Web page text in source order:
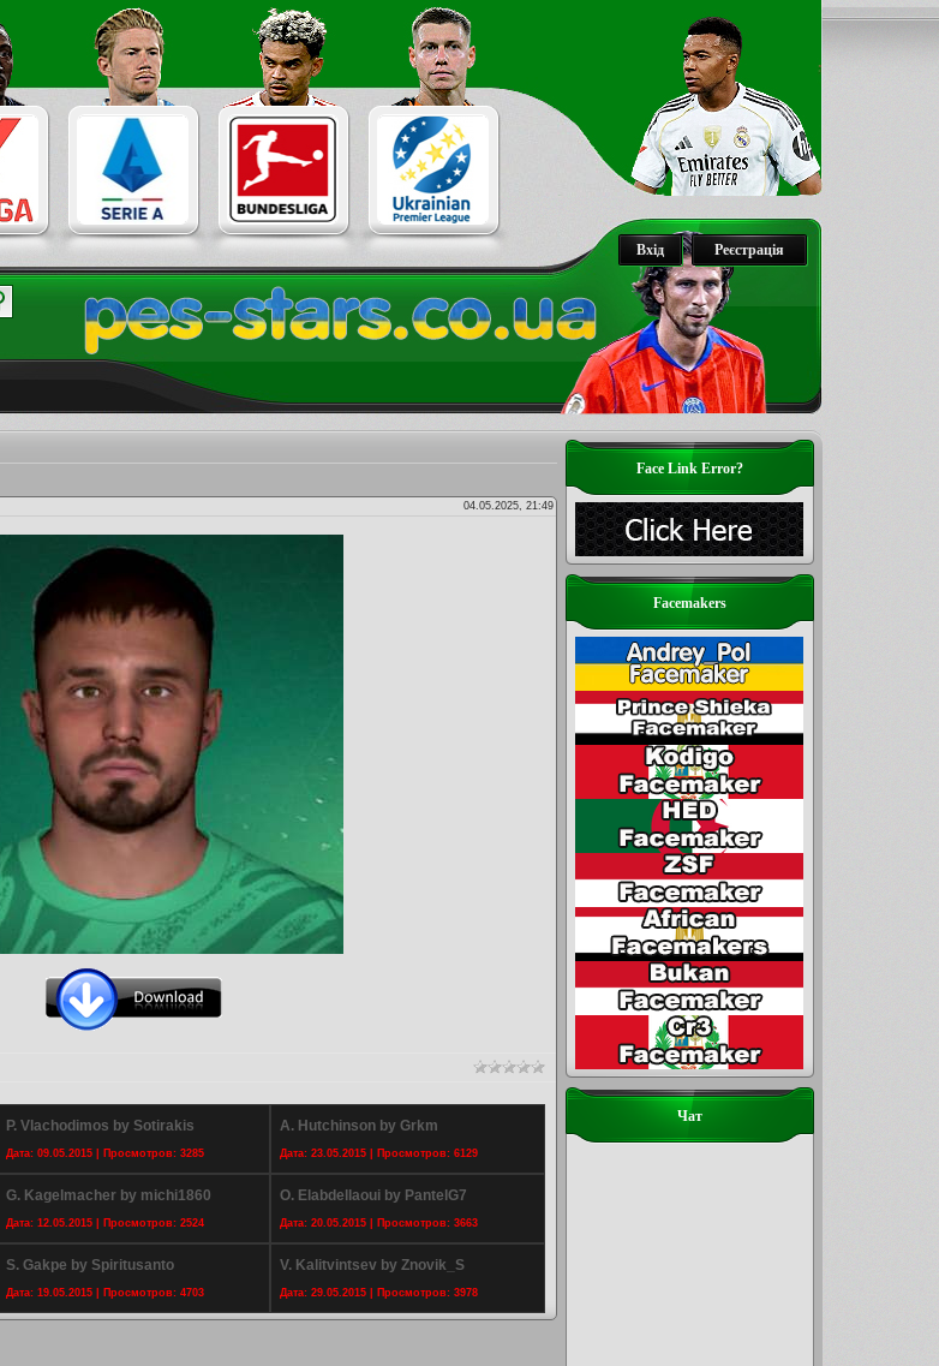
Реєстрація
Вхід
04.05.2025, 21:49
P. Vlachodimos by Sotirakis
Дата: 09.05.2015 | Просмотров: 3285
A. Hutchinson by Grkm
Дата: 23.05.2015 | Просмотров: 6129
G. Kagelmacher by michi1860
Дата: 12.05.2015 | Просмотров: 2524
O. Elabdellaoui by PantelG7
Дата: 20.05.2015 | Просмотров: 3663
S. Gakpe by Spiritusanto
Дата: 19.05.2015 | Просмотров: 4703
V. Kalitvintsev by Znovik_S
Дата: 29.05.2015 | Просмотров: 3978
Face Link Error?
Facemakers
Чат